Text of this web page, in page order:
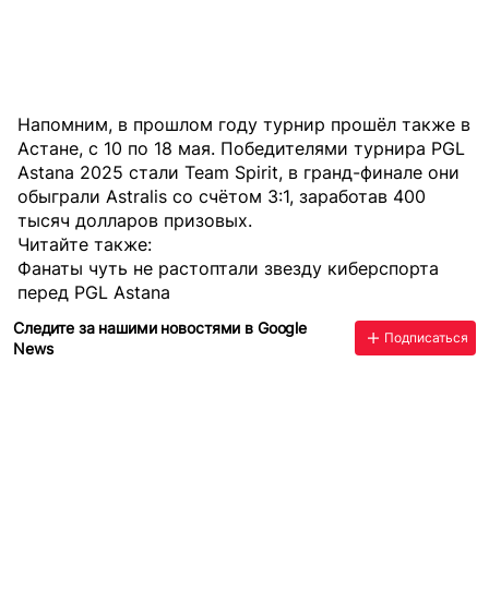
Напомним, в прошлом году турнир прошёл также в
Астане, с 10 по 18 мая. Победителями турнира PGL
Astana 2025 стали Team Spirit, в гранд-финале они
обыграли Astralis со счётом 3:1, заработав 400
тысяч долларов призовых.
Читайте также:
Фанаты чуть не растоптали звезду киберспорта
перед PGL Astana
Следите за нашими новостями в Google
News
Подписаться